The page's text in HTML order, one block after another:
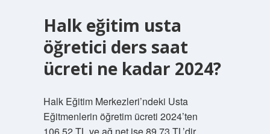
Halk eğitim usta
öğretici ders saat
ücreti ne kadar 2024?
Halk Eğitim Merkezleri’ndeki Usta
Eğitmenlerin öğretim ücreti 2024’ten